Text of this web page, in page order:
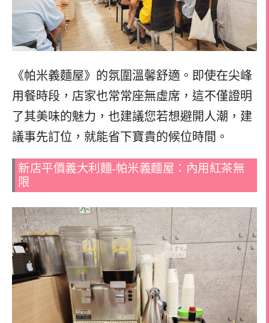
《帕米義麵屋》的氛圍溫馨舒適。即使在尖峰
用餐時段，店家也常常座無虛席，這不僅證明
了其美味的魅力，也建議您若想避開人潮，建
議事先訂位，就能省下寶貴的候位時間。
新店平價義大利麵-帕米義麵屋：內用紅茶無
限